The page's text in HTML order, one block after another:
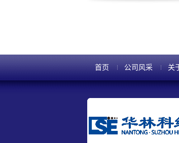
首页 公司风采 关